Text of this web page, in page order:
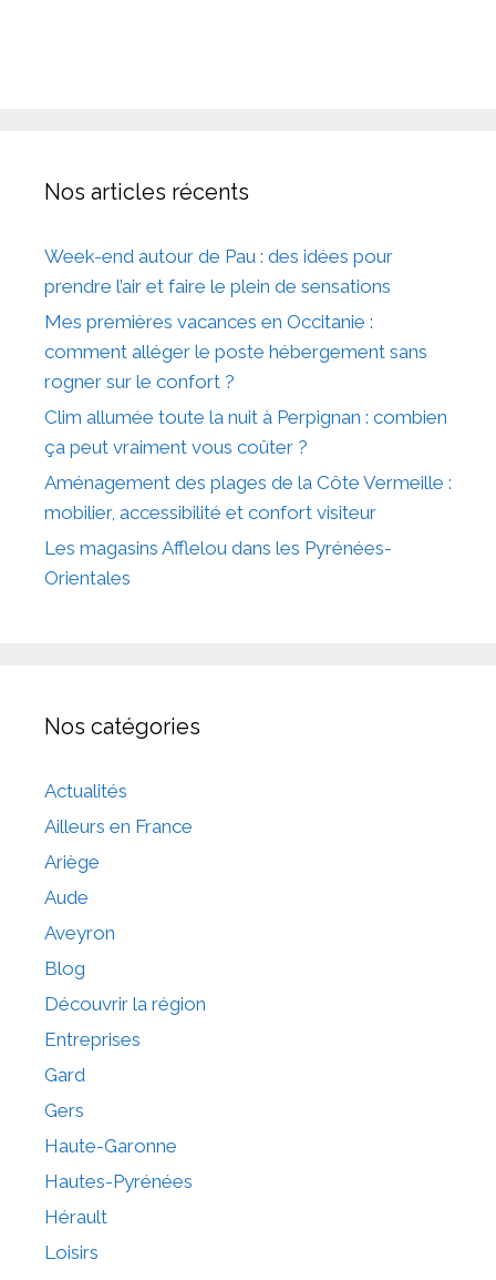
Nos articles récents
Week-end autour de Pau : des idées pour
prendre l’air et faire le plein de sensations
Mes premières vacances en Occitanie :
comment alléger le poste hébergement sans
rogner sur le confort ?
Clim allumée toute la nuit à Perpignan : combien
ça peut vraiment vous coûter ?
Aménagement des plages de la Côte Vermeille :
mobilier, accessibilité et confort visiteur
Les magasins Afflelou dans les Pyrénées-
Orientales
Nos catégories
Actualités
Ailleurs en France
Ariège
Aude
Aveyron
Blog
Découvrir la région
Entreprises
Gard
Gers
Haute-Garonne
Hautes-Pyrénées
Hérault
Loisirs